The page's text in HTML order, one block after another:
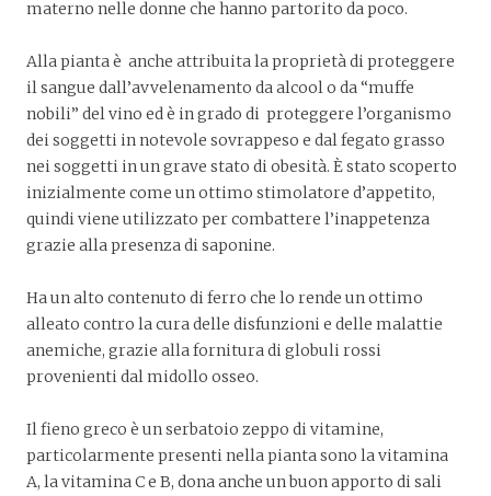
materno nelle donne che hanno partorito da poco.
Alla pianta è anche attribuita la proprietà di proteggere
il sangue dall’avvelenamento da alcool o da “muffe
nobili” del vino ed è in grado di proteggere l’organismo
dei soggetti in notevole sovrappeso e dal fegato grasso
nei soggetti in un grave stato di obesità. È stato scoperto
inizialmente come un ottimo stimolatore d’appetito,
quindi viene utilizzato per combattere l’inappetenza
grazie alla presenza di saponine.
Ha un alto contenuto di ferro che lo rende un ottimo
alleato contro la cura delle disfunzioni e delle malattie
anemiche, grazie alla fornitura di globuli rossi
provenienti dal midollo osseo.
Il fieno greco è un serbatoio zeppo di vitamine,
particolarmente presenti nella pianta sono la vitamina
A, la vitamina C e B, dona anche un buon apporto di sali